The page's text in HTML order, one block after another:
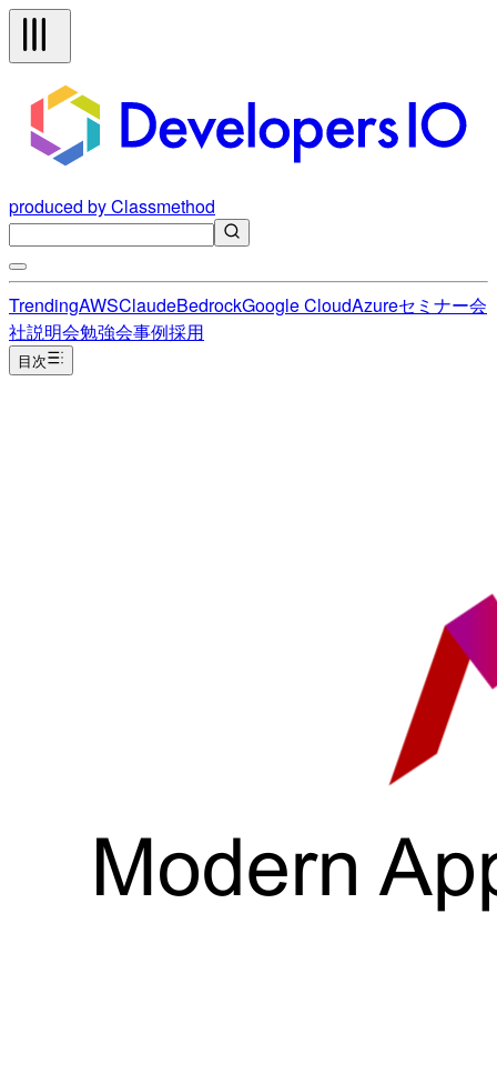
produced by Classmethod
TrendingAWSClaudeBedrockGoogle CloudAzureセミナー会
社説明会勉強会事例採用
目次